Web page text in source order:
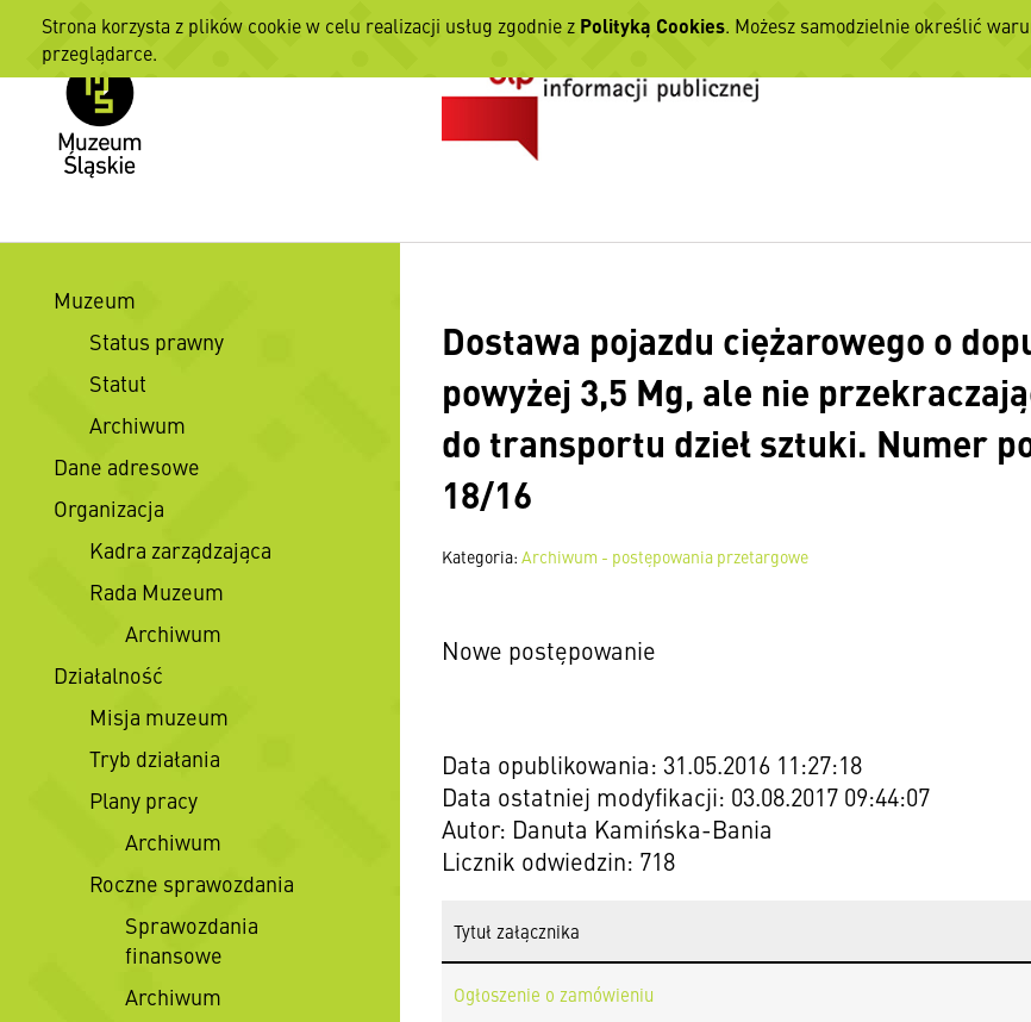
Muzeum
Status prawny
Statut
Archiwum
Dane adresowe
Organizacja
Kadra zarządzająca
Rada Muzeum
Archiwum
Działalność
Misja muzeum
Tryb działania
Plany pracy
Archiwum
Roczne sprawozdania
Sprawozdania
finansowe
Archiwum
Dostawa pojazdu ciężarowego o
powyżej 3,5 Mg, ale nie
do transportu dzieł sztuki. Numer
18/16
Kategoria: Archiwum - postępowania przetargowe
Nowe postępowanie
Data opublikowania: 31.05.2016 11:27:18
Data ostatniej modyfikacji: 03.08.2017 09:44:07
Autor: Danuta Kamińska-Bania
Licznik odwiedzin: 718
Tytuł załącznika
Ogłoszenie o zamówieniu
Strona korzysta z plików cookie w celu realizacji usług zgodnie z Polityką Cookies. Możesz samodzielnie określić
przeglądarce.